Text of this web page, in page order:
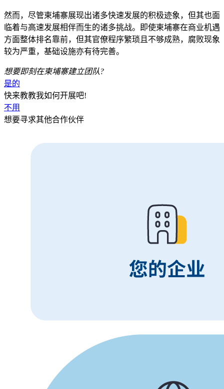
然而，尽管柬埔寨展现出诸多快速发展的积极迹象，但其也面
临着与高速发展相伴而生的诸多挑战。即使柬埔寨在商业机遇
方面整体排名靠前，但其官僚程序繁琐且不够成熟，腐败现象
较为严重，基础设施亦有待完善。
想要即刻在柬埔寨建立团队?
是的
快来教教我如何开展吧!
不用
想要寻求其他合作伙伴